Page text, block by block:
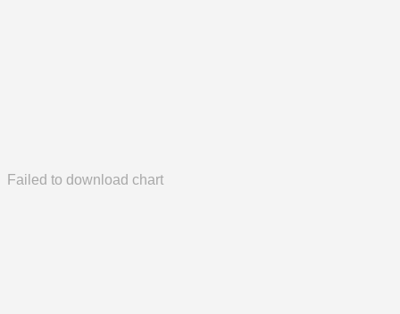
Failed to download chart